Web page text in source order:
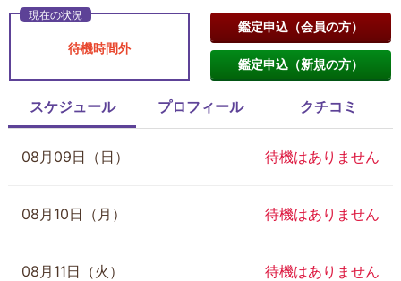
待機時間外
鑑定申込（会員の方）
鑑定申込（新規の方）
スケジュール プロフィール クチコミ
08月09日（日） 待機はありません
08月10日（月） 待機はありません
08月11日（火） 待機はありません